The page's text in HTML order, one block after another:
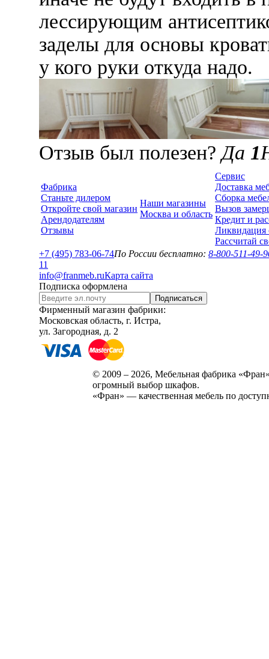
лессирующим
заделы для основы
у кого руки откуда надо.
Отзыв был полезен?Да 1
Фабрика
Станьте дилером
Откройте свой магазин
Арендодателям
Отзывы
Наши магазины
Москва и область
Сервис
Доставка
Сборка
Вызов
Кредит и
Ликвидация
Рассчитай
+7 (495) 783-06-74По России бесплатно: 8-800-511-49-
11
info@franmeb.ruКарта сайта
Подписка оформлена
Подписаться
Фирменный магазин фабрики:
Московская область, г. Истра,
ул. Загородная, д. 2
© 2009 – 2026, Мебельная фабрика
огромный выбор шкафов.
«Фран» — качественная мебель по